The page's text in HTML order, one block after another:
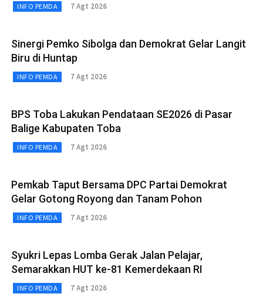
INFO PEMDA 7 Agt 2026
Sinergi Pemko Sibolga dan Demokrat Gelar Langit
Biru di Huntap
INFO PEMDA 7 Agt 2026
BPS Toba Lakukan Pendataan SE2026 di Pasar
Balige Kabupaten Toba
INFO PEMDA 7 Agt 2026
Pemkab Taput Bersama DPC Partai Demokrat
Gelar Gotong Royong dan Tanam Pohon
INFO PEMDA 7 Agt 2026
Syukri Lepas Lomba Gerak Jalan Pelajar,
Semarakkan HUT ke-81 Kemerdekaan RI
INFO PEMDA 7 Agt 2026